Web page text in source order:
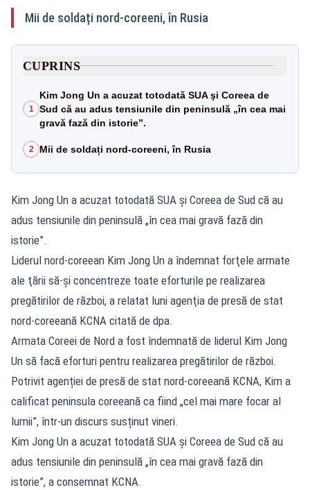
Mii de soldați nord-coreeni, în Rusia
CUPRINS
1
Kim Jong Un a acuzat totodată SUA şi Coreea de
Sud că au adus tensiunile din peninsulă „în cea mai
gravă fază din istorie”.
2 Mii de soldați nord-coreeni, în Rusia
Kim Jong Un a acuzat totodată SUA şi Coreea de Sud că au
adus tensiunile din peninsulă „în cea mai gravă fază din
istorie”.
Liderul nord-coreean Kim Jong Un a îndemnat forţele armate
ale ţării să-şi concentreze toate eforturile pe realizarea
pregătirilor de război, a relatat luni agenţia de presă de stat
nord-coreeană KCNA citată de dpa.
Armata Coreei de Nord a fost îndemnată de liderul Kim Jong
Un să facă eforturi pentru realizarea pregătirilor de război.
Potrivit agenției de presă de stat nord-coreeană KCNA, Kim a
calificat peninsula coreeană ca fiind „cel mai mare focar al
lumii”, într-un discurs susținut vineri.
Kim Jong Un a acuzat totodată SUA şi Coreea de Sud că au
adus tensiunile din peninsulă „în cea mai gravă fază din
istorie”, a consemnat KCNA.